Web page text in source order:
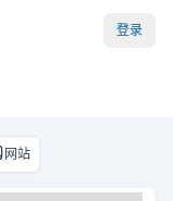
登录
网站